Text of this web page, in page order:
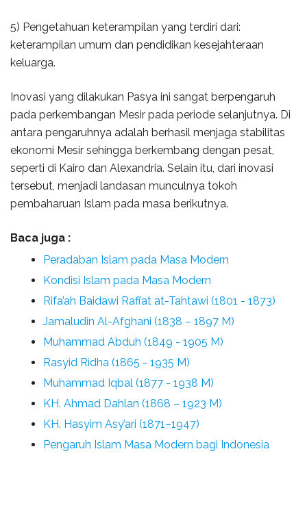
5) Pengetahuan keterampilan yang terdiri dari:
keterampilan umum dan pendidikan kesejahteraan
keluarga.
Inovasi yang dilakukan Pasya ini sangat berpengaruh
pada perkembangan Mesir pada periode selanjutnya. Di
antara pengaruhnya adalah berhasil menjaga stabilitas
ekonomi Mesir sehingga berkembang dengan pesat,
seperti di Kairo dan Alexandria. Selain itu, dari inovasi
tersebut, menjadi landasan munculnya tokoh
pembaharuan Islam pada masa berikutnya.
Baca juga :
Peradaban Islam pada Masa Modern
Kondisi Islam pada Masa Modern
Rifa’ah Baidawi Rafi’at at-Tahtawi (1801 - 1873)
Jamaludin Al-Afghani (1838 – 1897 M)
Muhammad Abduh (1849 - 1905 M)
Rasyid Ridha (1865 - 1935 M)
Muhammad Iqbal (1877 - 1938 M)
KH. Ahmad Dahlan (1868 – 1923 M)
KH. Hasyim Asy’ari (1871–1947)
Pengaruh Islam Masa Modern bagi Indonesia